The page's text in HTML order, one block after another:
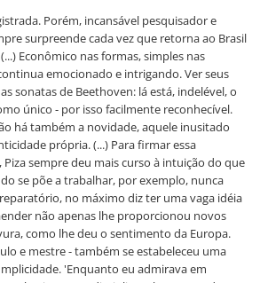
Porém, incansável pesquisador e
surpreende cada vez que retorna ao Brasil
Econômico nas formas, simples nas
emocionado e intrigando. Ver seus
sonatas de Beethoven: lá está, indelével, o
único - por isso facilmente reconhecível.
há também a novidade, aquele inusitado
própria. (...) Para firmar essa
sempre deu mais curso à intuição do que
se põe a trabalhar, por exemplo, nunca
no máximo diz ter uma vaga idéia
não apenas lhe proporcionou novos
como lhe deu o sentimento da Europa.
e mestre - também se estabeleceu uma
'Enquanto eu admirava em